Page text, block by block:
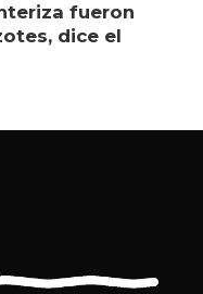
fueron
dice el